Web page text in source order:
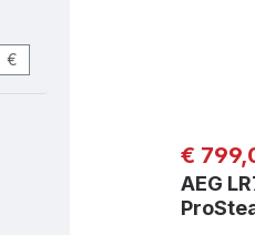
€
€
AEG